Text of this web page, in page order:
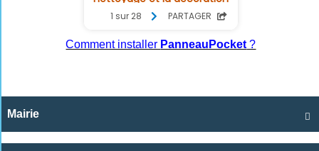
Comment installer PanneauPocket ?

Mairie